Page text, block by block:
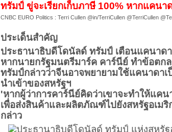
ทรัมป์ ขู่จะเรียกเก็บภาษี 100% หากแคน
CNBC EURO Politics : Terri Cullen @in/TerriCullen @TerriCullen
ประเด็นสำคัญ
ประธานาธิบดีโดนัลด์ ทรัมป์ เตือนแคนาดา
หากนายกรัฐมนตรีมาร์ค คาร์นีย์ ทำข้อตก
ทรัมป์กล่าวว่าจีนอาจพยายามใช้แคนาดาเ
นำเข้าของสหรัฐฯ
'หากผู้ว่าการคาร์นีย์คิดว่าเขาจะทำให้แคน
เพื่อส่งสินค้าและผลิตภัณฑ์ไปยังสหรัฐอเม
กล่าว